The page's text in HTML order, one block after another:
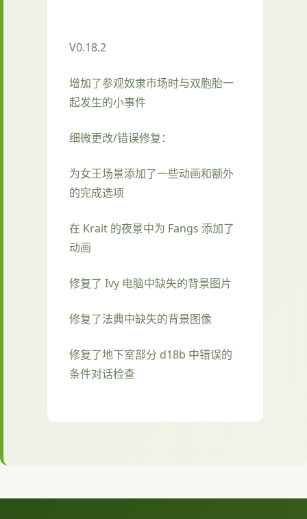
V0.18.2
增加了参观奴隶市场时与双胞胎一
起发生的小事件
细微更改/错误修复：
为女王场景添加了一些动画和额外
的完成选项
在 Krait 的夜景中为 Fangs 添加了
动画
修复了 Ivy 电脑中缺失的背景图片
修复了法典中缺失的背景图像
修复了地下室部分 d18b 中错误的
条件对话检查